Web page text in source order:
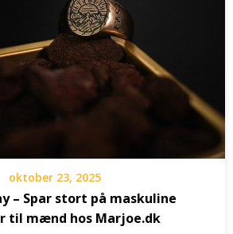
oktober 23, 2025
– Spar stort på maskuline
til mænd hos Marjoe.dk